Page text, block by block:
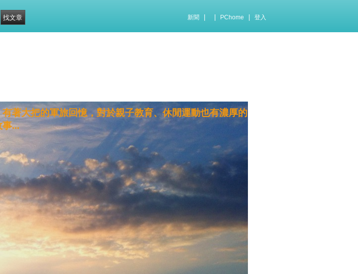
新聞 PChome 登入
著大把的軍旅回憶，對於親子教育、休閒運動也有濃厚的
事...